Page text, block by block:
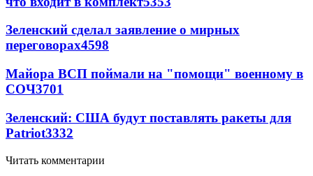
Зеленский сделал заявление о мирных
переговорах4598
Майора ВСП поймали на "помощи" военному в
СОЧ3701
Зеленский: США будут поставлять ракеты для
Patriot3332
Читать комментарии